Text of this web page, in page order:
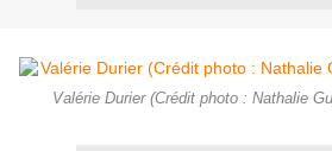
Valérie Durier (Crédit photo : Nathalie